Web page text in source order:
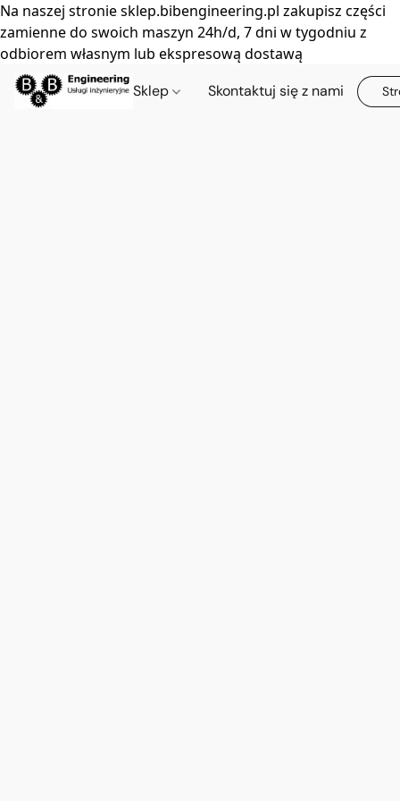
Na naszej stronie sklep.bibengineering.pl zakupisz części
zamienne do swoich maszyn 24h/d, 7 dni w tygodniu z
odbiorem własnym lub ekspresową dostawą
Sklep Skontaktuj się z nami